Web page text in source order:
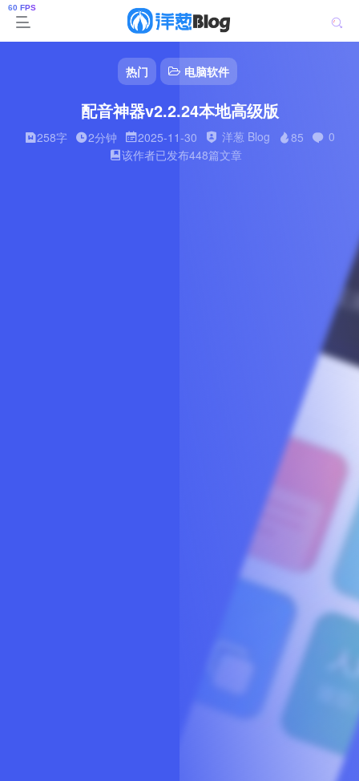
热门 电脑软件
配音神器v2.2.24本地高级版
258字 2分钟 2025-11-30 洋葱 Blog 85
0
该作者已发布448篇文章